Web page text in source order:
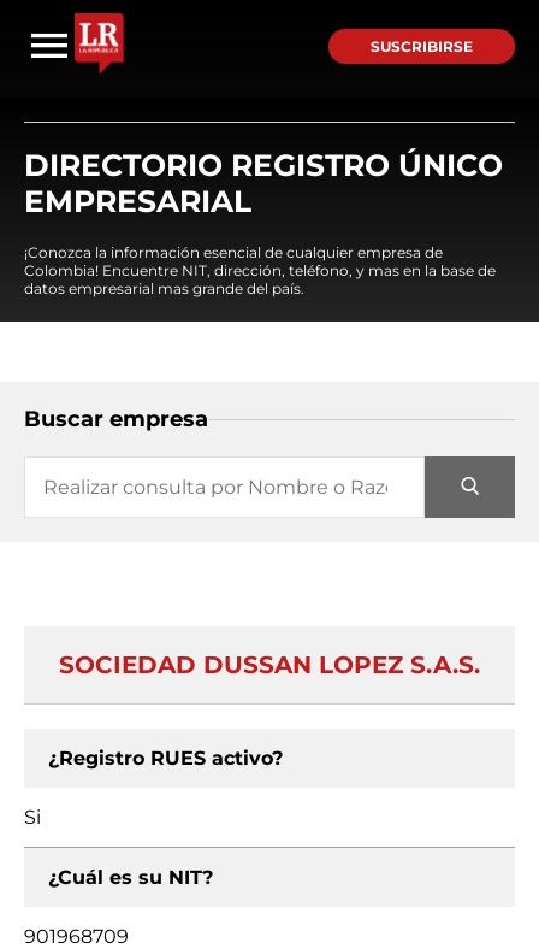
SUSCRIBIRSE
DIRECTORIO REGISTRO ÚNICO
EMPRESARIAL
¡Conozca la información esencial de cualquier empresa de
Colombia! Encuentre NIT, dirección, teléfono, y mas en la base de
datos empresarial mas grande del país.
Buscar empresa
SOCIEDAD DUSSAN LOPEZ S.A.S.
¿Registro RUES activo?
Si
¿Cuál es su NIT?
901968709